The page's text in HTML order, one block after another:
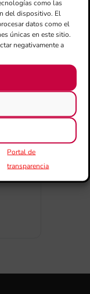
como las
del dispositivo. El
datos como el
únicas en este sitio.
negativamente a
Portal de
transparencia